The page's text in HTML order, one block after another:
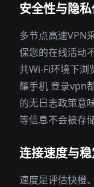
安全性与隐
多节点高速VPN
保您的在线活动
共Wi-Fi环境下浏
耀手机 登录vpn
的无日志政策意
等信息不会被存
连接速度与
速度是评估快橙